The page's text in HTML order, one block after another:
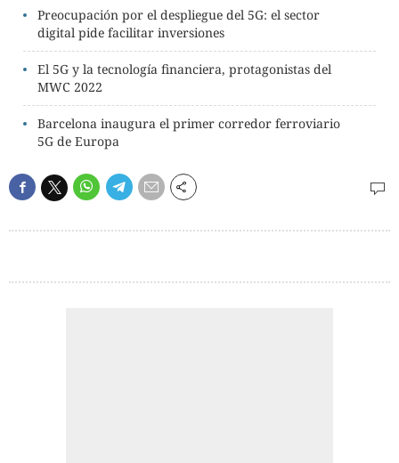
Preocupación por el despliegue del 5G: el sector
digital pide facilitar inversiones
El 5G y la tecnología financiera, protagonistas del
MWC 2022
Barcelona inaugura el primer corredor ferroviario
5G de Europa